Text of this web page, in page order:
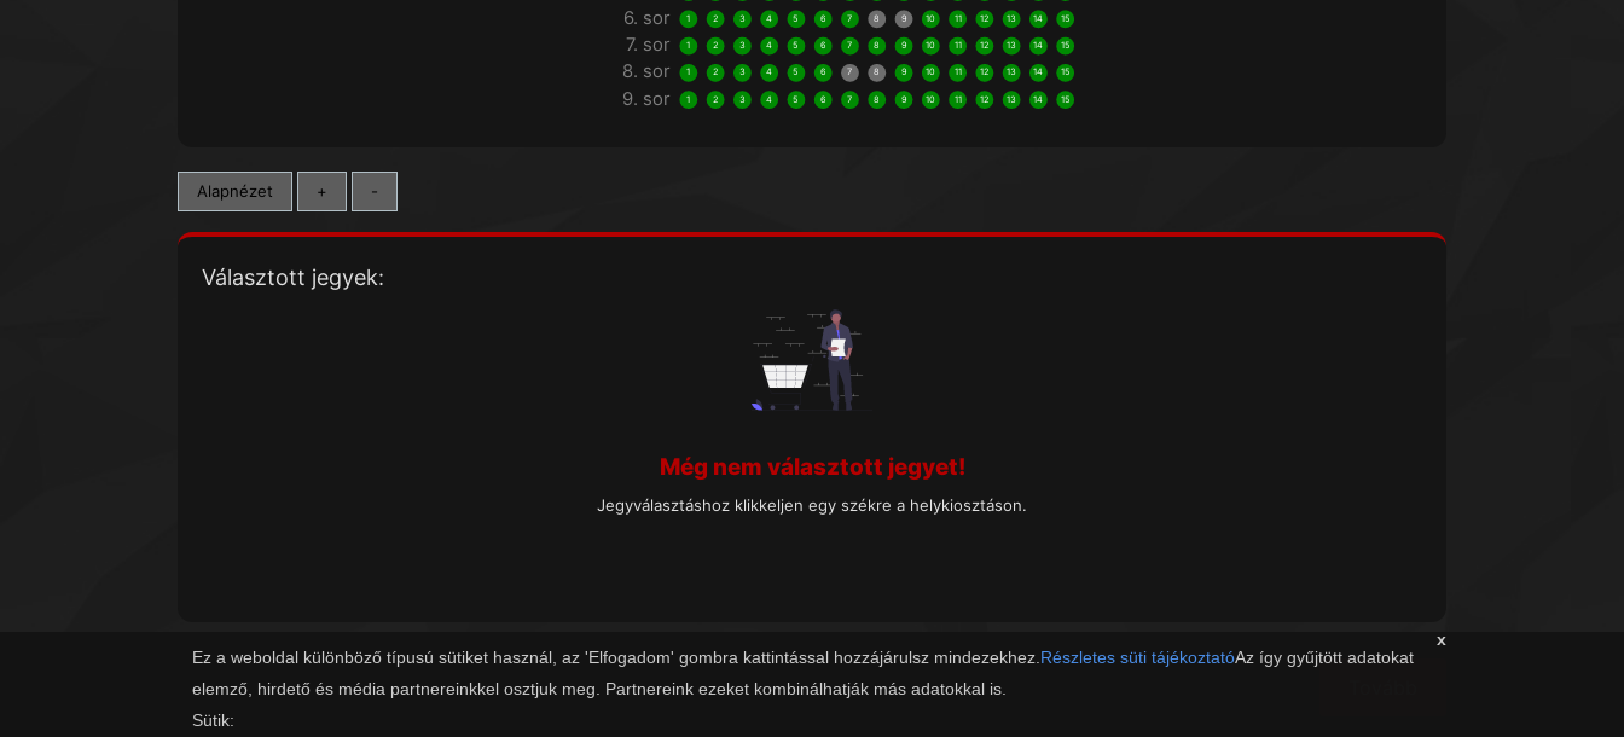
x
Ez a weboldal különböző típusú sütiket használ, az 'Elfogadom' gombra kattintással hozzájárulsz mindezekhez. Részletes süti tájékoztatóAz így gyűjtött adatokat
elemző, hirdető és média partnereinkkel osztjuk meg. Partnereink ezeket kombinálhatják más adatokkal is.
Sütik:
6. sor 1 2 3 4 5 6 7 8 9 10 11 12 13 14 15
7. sor 1 2 3 4 5 6 7 8 9 10 11 12 13 14 15
8. sor 1 2 3 4 5 6 7 8 9 10 11 12 13 14 15
9. sor 1 2 3 4 5 6 7 8 9 10 11 12 13 14 15
Alapnézet + -
Választott jegyek:
Még nem választott jegyet!
Jegyválasztáshoz klikkeljen egy székre a helykiosztáson.